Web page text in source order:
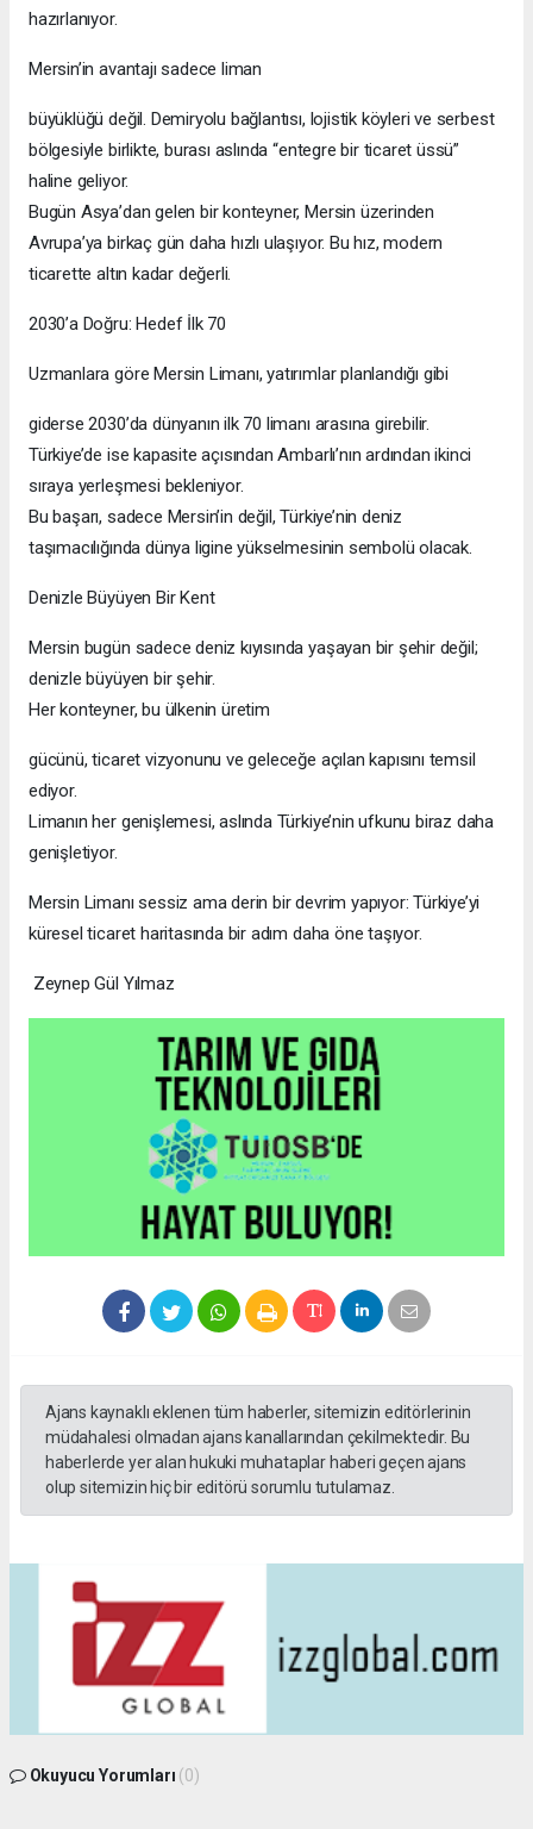
hazırlanıyor.
Mersin’in avantajı sadece liman
büyüklüğü değil. Demiryolu bağlantısı, lojistik köyleri ve serbest
bölgesiyle birlikte, burası aslında “entegre bir ticaret üssü”
haline geliyor.
Bugün Asya’dan gelen bir konteyner, Mersin üzerinden
Avrupa’ya birkaç gün daha hızlı ulaşıyor. Bu hız, modern
ticarette altın kadar değerli.
2030’a Doğru: Hedef İlk 70
Uzmanlara göre Mersin Limanı, yatırımlar planlandığı gibi
giderse 2030’da dünyanın ilk 70 limanı arasına girebilir.
Türkiye’de ise kapasite açısından Ambarlı’nın ardından ikinci
sıraya yerleşmesi bekleniyor.
Bu başarı, sadece Mersin’in değil, Türkiye’nin deniz
taşımacılığında dünya ligine yükselmesinin sembolü olacak.
Denizle Büyüyen Bir Kent
Mersin bugün sadece deniz kıyısında yaşayan bir şehir değil;
denizle büyüyen bir şehir.
Her konteyner, bu ülkenin üretim
gücünü, ticaret vizyonunu ve geleceğe açılan kapısını temsil
ediyor.
Limanın her genişlemesi, aslında Türkiye’nin ufkunu biraz daha
genişletiyor.
Mersin Limanı sessiz ama derin bir devrim yapıyor: Türkiye’yi
küresel ticaret haritasında bir adım daha öne taşıyor.
Zeynep Gül Yılmaz
Ajans kaynaklı eklenen tüm haberler, sitemizin editörlerinin
müdahalesi olmadan ajans kanallarından çekilmektedir. Bu
haberlerde yer alan hukuki muhataplar haberi geçen ajans
olup sitemizin hiç bir editörü sorumlu tutulamaz.
Okuyucu Yorumları (0)